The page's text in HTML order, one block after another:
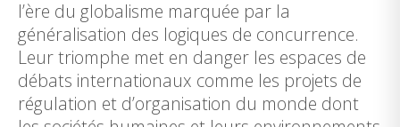
l’ère du globalisme marquée par la
généralisation des logiques de concurrence.
Leur triomphe met en danger les espaces de
débats internationaux comme les projets de
régulation et d’organisation du monde dont